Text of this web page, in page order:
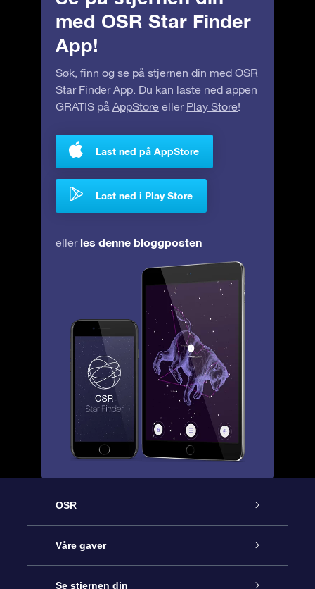
med OSR Star Finder
App!
Søk, finn og se på stjernen din med OSR
Star Finder App. Du kan laste ned appen
GRATIS på AppStore eller Play Store!
Last ned på AppStore
Last ned i Play Store
eller les denne bloggposten
OSR
Kundeservice
Kontakt oss
Våre gaver
Online Stjernegave
Se stjernen din